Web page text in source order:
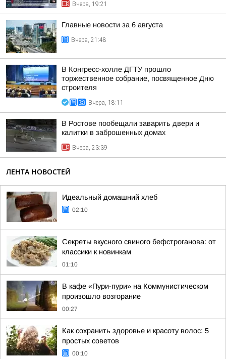
Вчера, 19:21
Главные новости за 6 августа
Вчера, 21:48
В Конгресс-холле ДГТУ прошло
торжественное собрание, посвященное Дню
строителя
Вчера, 18:11
В Ростове пообещали заварить двери и
калитки в заброшенных домах
Вчера, 23:39
ЛЕНТА НОВОСТЕЙ
Идеальный домашний хлеб
02:10
Секреты вкусного свиного бефстроганова: от
классики к новинкам
01:10
В кафе «Пури-пури» на Коммунистическом
произошло возгорание
00:27
Как сохранить здоровье и красоту волос: 5
простых советов
00:10